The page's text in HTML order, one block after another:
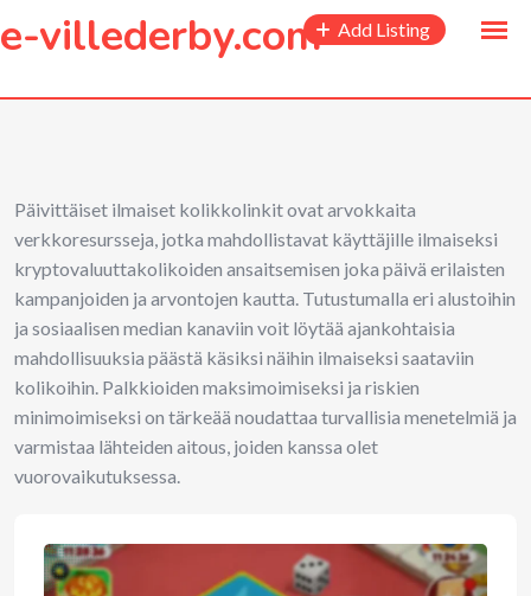
content
e-villederby.com Add Listing
Päivittäiset ilmaiset kolikkolinkit ovat arvokkaita
verkkoresursseja, jotka mahdollistavat käyttäjille ilmaiseksi
kryptovaluuttakolikoiden ansaitsemisen joka päivä erilaisten
kampanjoiden ja arvontojen kautta. Tutustumalla eri alustoihin
ja sosiaalisen median kanaviin voit löytää ajankohtaisia
mahdollisuuksia päästä käsiksi näihin ilmaiseksi saataviin
kolikoihin. Palkkioiden maksimoimiseksi ja riskien
minimoimiseksi on tärkeää noudattaa turvallisia menetelmiä ja
varmistaa lähteiden aitous, joiden kanssa olet
vuorovaikutuksessa.